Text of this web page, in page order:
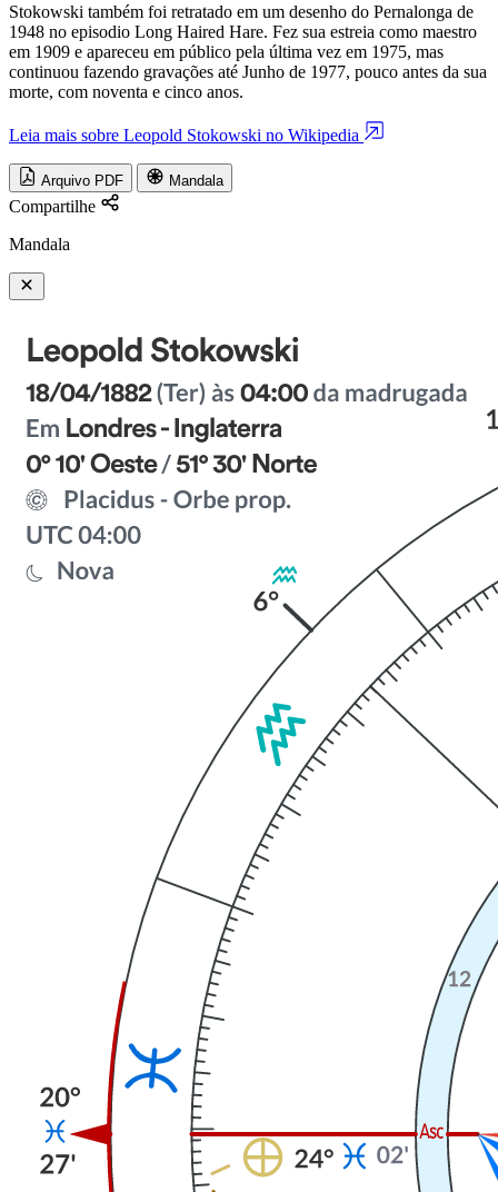
Stokowski também foi retratado em um desenho do Pernalonga de
1948 no episodio Long Haired Hare. Fez sua estreia como maestro
em 1909 e apareceu em público pela última vez em 1975, mas
continuou fazendo gravações até Junho de 1977, pouco antes da sua
morte, com noventa e cinco anos.
Leia mais sobre Leopold Stokowski no Wikipedia
Arquivo PDF Mandala
Compartilhe
Mandala